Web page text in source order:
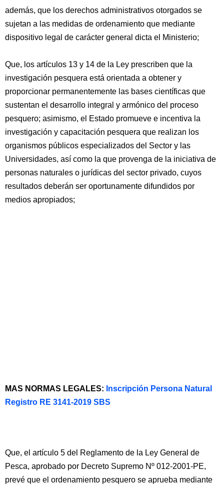
además, que los derechos administrativos otorgados se
sujetan a las medidas de ordenamiento que mediante
dispositivo legal de carácter general dicta el Ministerio;
Que, los artículos 13 y 14 de la Ley prescriben que la
investigación pesquera está orientada a obtener y
proporcionar permanentemente las bases científicas que
sustentan el desarrollo integral y armónico del proceso
pesquero; asimismo, el Estado promueve e incentiva la
investigación y capacitación pesquera que realizan los
organismos públicos especializados del Sector y las
Universidades, así como la que provenga de la iniciativa de
personas naturales o jurídicas del sector privado, cuyos
resultados deberán ser oportunamente difundidos por
medios apropiados;
MAS NORMAS LEGALES: Inscripción Persona Natural
Registro RE 3141-2019 SBS
Que, el artículo 5 del Reglamento de la Ley General de
Pesca, aprobado por Decreto Supremo Nº 012-2001-PE,
prevé que el ordenamiento pesquero se aprueba mediante